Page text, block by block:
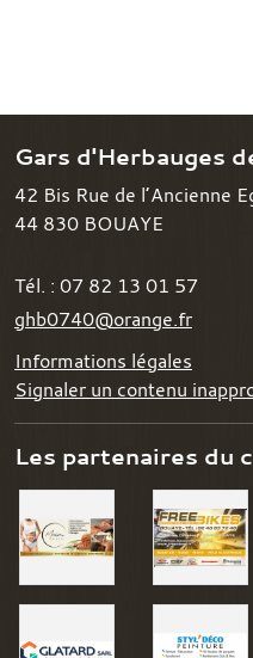
Gars d'Herbauges
42 Bis Rue de l’Ancienne
44 830 BOUAYE
Tél. : 07 82 13 01 57
ghb0740@orange.fr
Informations légales
Signaler un contenu
Les partenaires du